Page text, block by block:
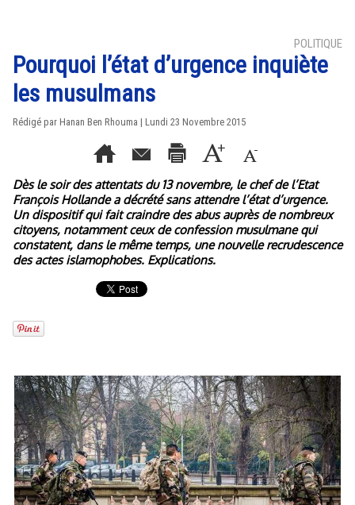
POLITIQUE
Pourquoi l’état d’urgence inquiète
les musulmans
Rédigé par Hanan Ben Rhouma | Lundi 23 Novembre 2015
Dès le soir des attentats du 13 novembre, le chef de l’Etat
François Hollande a décrété sans attendre l’état d’urgence.
Un dispositif qui fait craindre des abus auprès de nombreux
citoyens, notamment ceux de confession musulmane qui
constatent, dans le même temps, une nouvelle recrudescence
des actes islamophobes. Explications.